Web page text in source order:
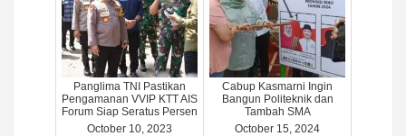
Panglima TNI Pastikan
Pengamanan VVIP KTT AIS
Forum Siap Seratus Persen
October 10, 2023
Cabup Kasmarni Ingin
Bangun Politeknik dan
Tambah SMA
October 15, 2024